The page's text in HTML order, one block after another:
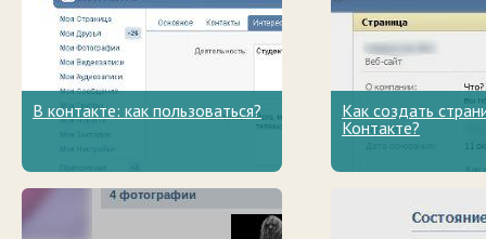
В контакте: как пользоваться?
Как создать
Контакте?